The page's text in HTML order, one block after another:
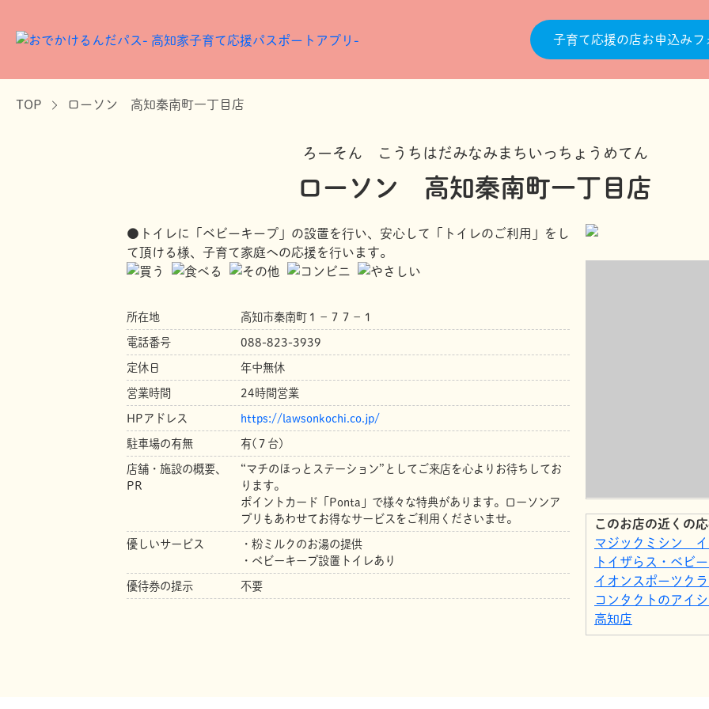
子育て応援の店お申込みフ
TOP ローソン 高知秦南町一丁目店
ろーそん こうちはだみなみまちいっちょうめてん
ローソン 高知秦南町一丁目店
●トイレに「ベビーキープ」の設置を行い、安心して「トイレのご利用」をし
て頂ける様、子育て家庭への応援を行います。
所在地 高知市秦南町１－７７－１
電話番号 088-823-3939
定休日 年中無休
営業時間 24時間営業
HPアドレス https://lawsonkochi.co.jp/
駐車場の有無 有(７台)
店舗・施設の概要、
PR
“マチのほっとステーション”としてご来店を心よりお待ちしてお
ります。
ポイントカード「Ponta」で様々な特典があります。ローソンア
プリもあわせてお得なサービスをご利用くださいませ。
優しいサービス
・粉ミルクのお湯の提供
・ベビーキープ設置トイレあり
優待券の提示 不要
このお店の近くの
マジックミシン イ
トイザらス・ベビ
イオンスポーツク
コンタクトのアイ
高知店
ikka/LBC イオンモ